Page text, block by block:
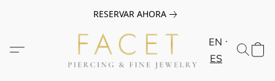
RESERVAR AHORA
EN
ES